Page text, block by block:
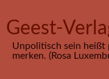
Geest-
Unpolitisch sein heißt
merken. (Rosa